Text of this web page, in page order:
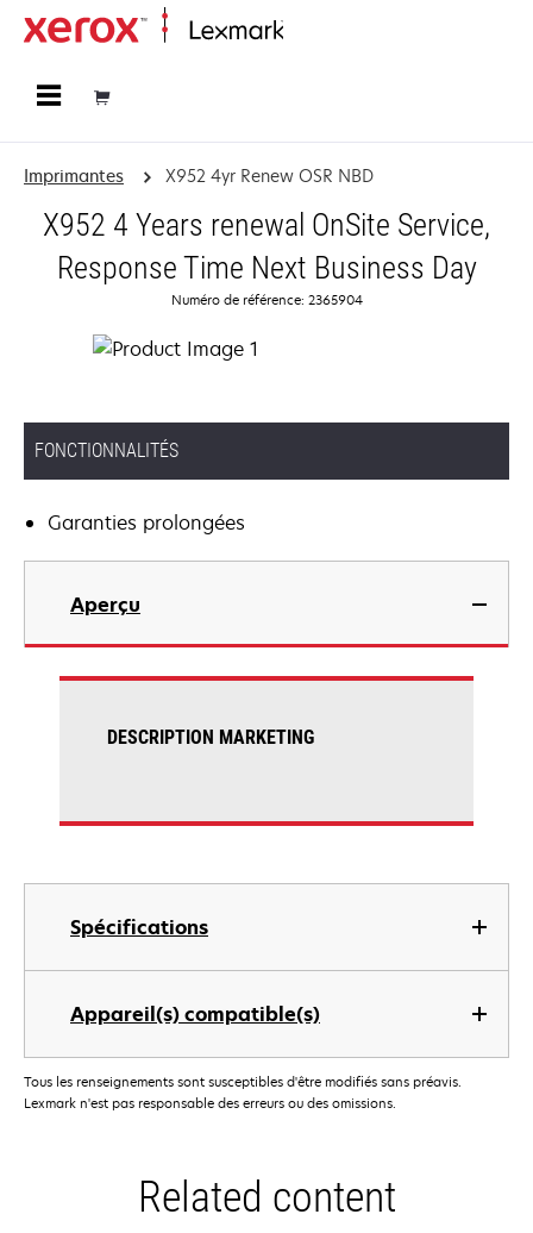
Imprimantes X952 4yr Renew OSR NBD
X952 4 Years renewal OnSite Service,
Response Time Next Business Day
Numéro de référence: 2365904
FONCTIONNALITÉS
Garanties prolongées
Aperçu
Spécifications
Appareil(s) compatible(s)
DESCRIPTION MARKETING
Tous les renseignements sont susceptibles d'être modifiés sans préavis.
Lexmark n'est pas responsable des erreurs ou des omissions.
Related content